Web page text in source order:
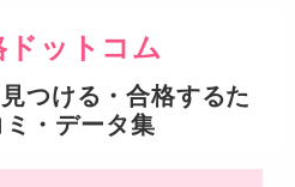
ットコム
つける・合格するた
・データ集